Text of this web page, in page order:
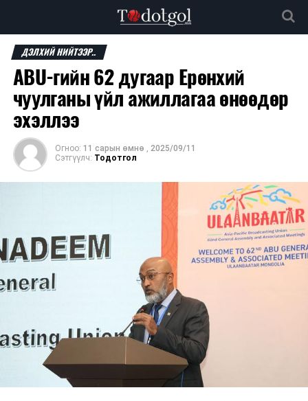
ДЭЛХИЙ НИЙТЭЭР..
ABU-гийн 62 дугаар Ерөнхий
чуулганы үйл ажиллагаа өнөөдөр
эхэллээ
Огноо: 11 сарын өмнө , 2025/09/11
Сэтгүүлч: Тодотгол